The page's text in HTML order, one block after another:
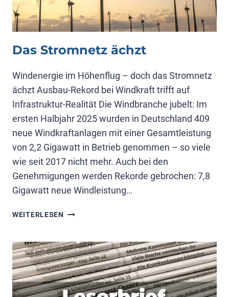
Das Stromnetz ächzt
Windenergie im Höhenflug – doch das Stromnetz
ächzt Ausbau-Rekord bei Windkraft trifft auf
Infrastruktur-Realität Die Windbranche jubelt: Im
ersten Halbjahr 2025 wurden in Deutschland 409
neue Windkraftanlagen mit einer Gesamtleistung
von 2,2 Gigawatt in Betrieb genommen – so viele
wie seit 2017 nicht mehr. Auch bei den
Genehmigungen werden Rekorde gebrochen: 7,8
Gigawatt neue Windleistung…
WEITERLESEN DAS